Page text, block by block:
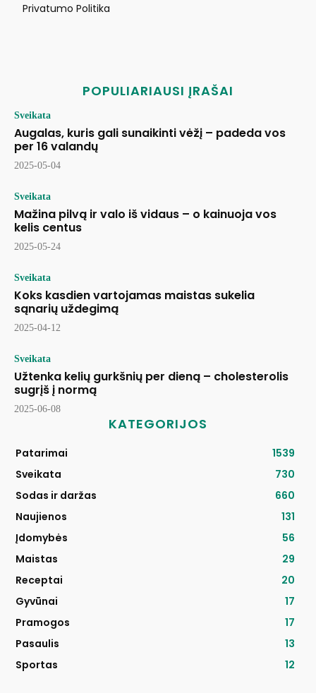
Privatumo Politika
POPULIARIAUSI ĮRAŠAI
Sveikata
Augalas, kuris gali sunaikinti vėžį – padeda vos
per 16 valandų
2025-05-04
Sveikata
Mažina pilvą ir valo iš vidaus – o kainuoja vos
kelis centus
2025-05-24
Sveikata
Koks kasdien vartojamas maistas sukelia
sąnarių uždegimą
2025-04-12
Sveikata
Užtenka kelių gurkšnių per dieną – cholesterolis
sugrįš į normą
2025-06-08
KATEGORIJOS
Patarimai
1539
Sveikata
730
Sodas ir daržas
660
Naujienos
131
Įdomybės
56
Maistas
29
Receptai
20
Gyvūnai
17
Pramogos
17
Pasaulis
13
Sportas
12